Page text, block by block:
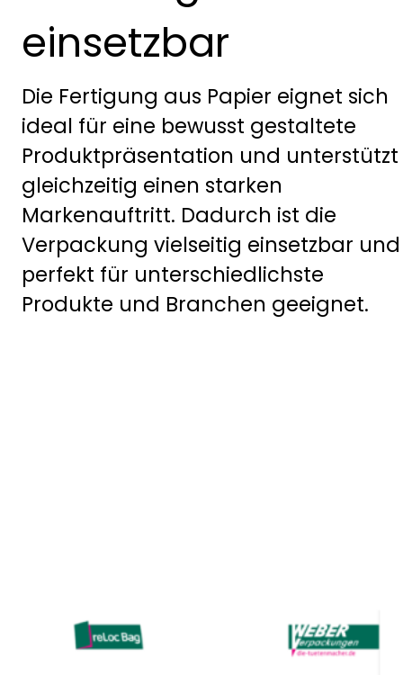
einsetzbar
Die Fertigung aus Papier eignet sich
ideal für eine bewusst gestaltete
Produktpräsentation und unterstützt
gleichzeitig einen starken
Markenauftritt. Dadurch ist die
Verpackung vielseitig einsetzbar und
perfekt für unterschiedlichste
Produkte und Branchen geeignet.